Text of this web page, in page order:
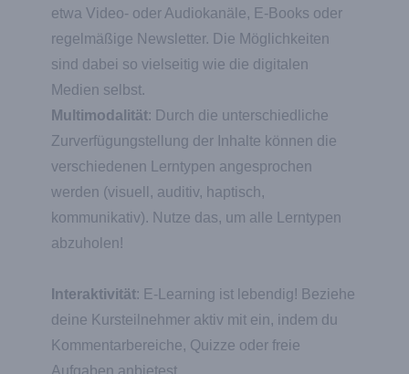
etwa Video- oder Audiokanäle, E-Books oder
regelmäßige Newsletter. Die Möglichkeiten
sind dabei so vielseitig wie die digitalen
Medien selbst.
Multimodalität: Durch die unterschiedliche
Zurverfügungstellung der Inhalte können die
verschiedenen Lerntypen angesprochen
werden (visuell, auditiv, haptisch,
kommunikativ). Nutze das, um alle Lerntypen
abzuholen!
Interaktivität: E-Learning ist lebendig! Beziehe
deine Kursteilnehmer aktiv mit ein, indem du
Kommentarbereiche, Quizze oder freie
Aufgaben anbietest.